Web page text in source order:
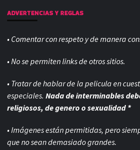
ADVERTENCIAS Y REGLAS
• Comentar con respeto y de manera
• No se permiten links de otros sitios.
• Tratar de hablar de la pelicula en
especiales. Nada de interminables
religiosos, de genero o sexualidad *
• Imágenes están permitidas, pero
que no sean demasiado grandes.